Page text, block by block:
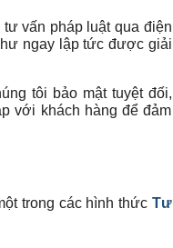
tư vấn pháp luật qua điện
ngay lập tức được giải
tôi bảo mật tuyệt đối,
với khách hàng để đảm
trong các hình thức Tư